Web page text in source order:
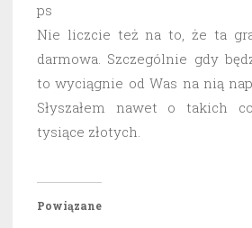
ps
Nie liczcie też na to, że ta
darmowa. Szczególnie gdy
to wyciągnie od Was na nią
Słyszałem nawet o takich
tysiące złotych.
Powiązane